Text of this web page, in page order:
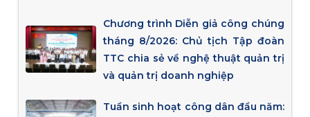
Chương trình Diễn giả công chúng
tháng 8/2026: Chủ tịch Tập đoàn
TTC chia sẻ về nghệ thuật quản trị
và quản trị doanh nghiệp
Tuần sinh hoạt công dân đầu năm: